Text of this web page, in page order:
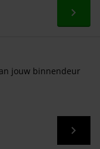
Ga
jouw binnendeur